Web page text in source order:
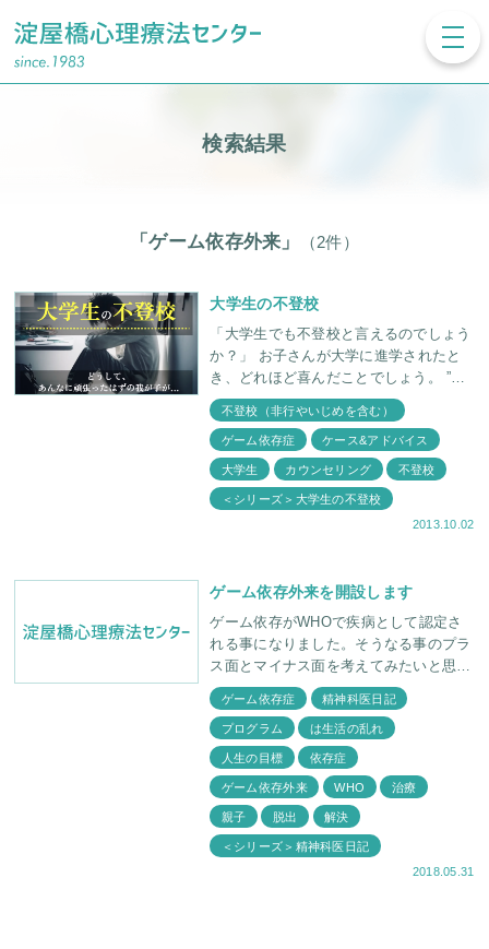
検索結果
「ゲーム依存外来」 （2件）
大学生の不登校
「大学生でも不登校と言えるのでしょう
か？」 お子さんが大学に進学されたと
き、どれほど喜んだことでしょう。 ”第
一志望の大学に合格し、張り切って通っ
ていた初期の頃は、親も安心し、これ
不登校（非行やいじめを含む）
ゲーム依存症 ケース&アドバイス
大学生 カウンセリング 不登校
＜シリーズ＞大学生の不登校
2013.10.02
ゲーム依存外来を開設します
ゲーム依存がWHOで疾病として認定さ
れる事になりました。そうなる事のプラ
ス面とマイナス面を考えてみたいと思い
ます。 【プラス面】 疾病と認定される
事で、ゲーム依存脱出の為のプログラム
が作ら
ゲーム依存症 精神科医日記
プログラム は生活の乱れ
人生の目標 依存症
ゲーム依存外来 WHO 治療
親子 脱出 解決
＜シリーズ＞精神科医日記
2018.05.31